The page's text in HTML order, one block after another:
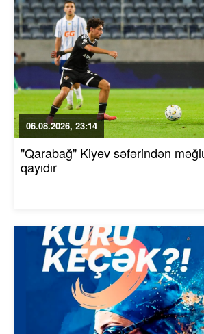
06.08.2026, 23:14
"Qarabağ" Kiyev səfərindən
qayıdır